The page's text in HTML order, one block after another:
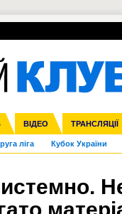
ВІДЕО ТРАНСЛЯЦІЇ
ліга Кубок України
Ліга націй Ліга
Франція ІншіЧЄ-2015 (U-
УПЛ-ПЕРЕХОДИ